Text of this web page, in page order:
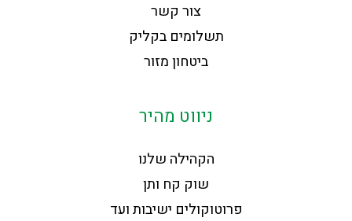
צור קשר
תשלומים בקליק
ביטחון מזור
ניווט מהיר
הקהילה שלנו
שוק קח ותן
פרוטוקולים ישיבות ועד